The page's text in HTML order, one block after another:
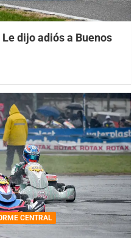
dijo adiós a Buenos
CENTRAL